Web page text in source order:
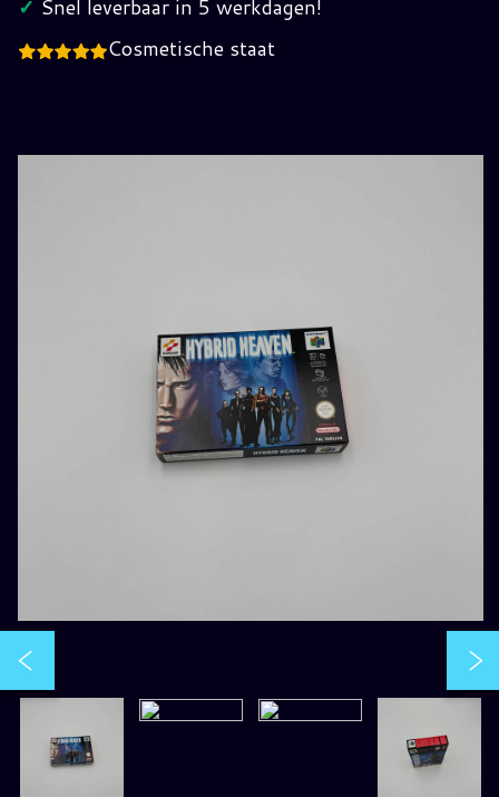
✓ Snel leverbaar in 5 werkdagen!
Cosmetische staat